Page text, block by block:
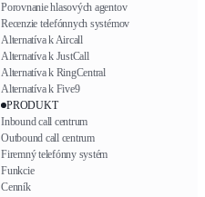
Porovnanie hlasových agentov
Recenzie telefónnych systémov
Alternatíva k Aircall
Alternatíva k JustCall
Alternatíva k RingCentral
Alternatíva k Five9
PRODUKT
Inbound call centrum
Outbound call centrum
Firemný telefónny systém
Funkcie
Cenník